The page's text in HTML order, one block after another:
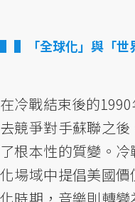
▌「全球化」與「世
在冷戰結束後的
去競爭對手蘇聯之
了根本性的質變。
化場域中提倡美國